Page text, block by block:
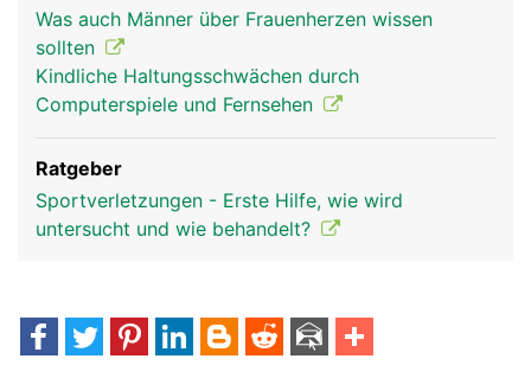
Was auch Männer über Frauenherzen wissen
sollten
Kindliche Haltungsschwächen durch
Computerspiele und Fernsehen
Ratgeber
Sportverletzungen - Erste Hilfe, wie wird
untersucht und wie behandelt?